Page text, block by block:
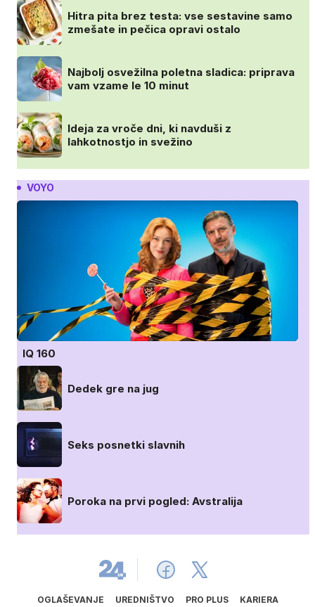
Hitra pita brez testa: vse sestavine samo
zmešate in pečica opravi ostalo
Najbolj osvežilna poletna sladica: priprava
vam vzame le 10 minut
Ideja za vroče dni, ki navduši z
lahkotnostjo in svežino
VOYO
IQ 160
Dedek gre na jug
Seks posnetki slavnih
Poroka na prvi pogled: Avstralija
OGLAŠEVANJE UREDNIŠTVO PRO PLUS KARIERA